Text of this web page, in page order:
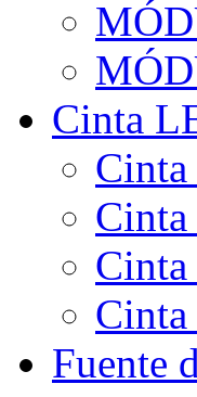
Cinta
Fuente